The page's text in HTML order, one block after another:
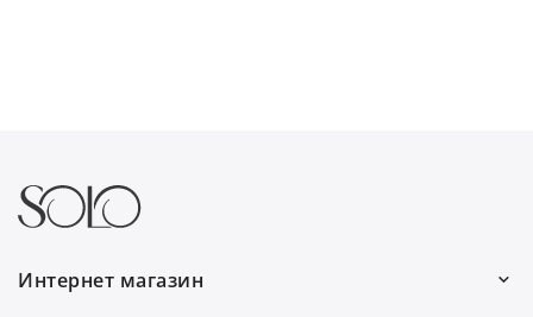
Интернет магазин